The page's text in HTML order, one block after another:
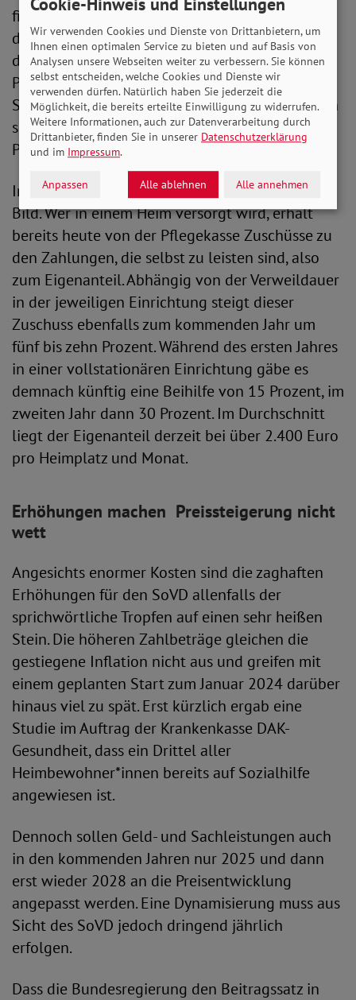
finanzielle Herausforderung. Die Leistungen aus
der Pflegeversicherung, die eine Versorgung
durch Angehörige oder mithilfe von
Pflegediensten möglich machen – ambulante
Sachleistungsbeträge und Pflegegeld –, erhöhen
sich zum kommenden Jahr lediglich um fünf
Prozent.
Im stationären Bereich bietet sich ein ähnliches
Bild. Wer in einem Heim versorgt wird, erhält
bereits heute von der Pflegekasse Zuschüsse zu
den Zahlungen, die selbst zu leisten sind, also
zum Eigenanteil. Abhängig von der Verweildauer
in der jeweiligen Einrichtung steigt dieser
Zuschuss ebenfalls zum kommenden Jahr um
fünf bis zehn Prozent. Während des ersten Jahres
in einer vollstationären Einrichtung gäbe es
demnach künftig eine Beihilfe von 15 Prozent, im
zweiten Jahr dann 30 Prozent. Im Durchschnitt
liegt der Eigenanteil derzeit bei über 2.400 Euro
pro Heimplatz und Monat.
Erhöhungen machen Preissteigerung nicht
wett
Angesichts enormer Kosten sind die zaghaften
Erhöhungen für den SoVD allenfalls der
sprichwörtliche Tropfen auf einen sehr heißen
Stein. Die höheren Zahlbeträge gleichen die
gestiegene Inflation nicht aus und greifen mit
einem geplanten Start zum Januar 2024 darüber
hinaus viel zu spät. Erst kürzlich ergab eine
Studie im Auftrag der Krankenkasse DAK-
Gesundheit, dass ein Drittel aller
Heimbewohner*innen bereits auf Sozialhilfe
angewiesen ist.
Dennoch sollen Geld- und Sachleistungen auch
in den kommenden Jahren nur 2025 und dann
erst wieder 2028 an die Preisentwicklung
angepasst werden. Eine Dynamisierung muss aus
Sicht des SoVD jedoch dringend jährlich
erfolgen.
Dass die Bundesregierung den Beitragssatz in
Wir verwenden Cookies und Dienste von Drittanbietern, um
Ihnen einen optimalen Service zu bieten und auf Basis von
Analysen unsere Webseiten weiter zu verbessern. Sie können
selbst entscheiden, welche Cookies und Dienste wir
verwenden dürfen. Natürlich haben Sie jederzeit die
Möglichkeit, die bereits erteilte Einwilligung zu widerrufen.
Weitere Informationen, auch zur Datenverarbeitung durch
Drittanbieter, finden Sie in unserer Datenschutzerklärung
und im Impressum.
Anpassen Alle ablehnen Alle annehmen